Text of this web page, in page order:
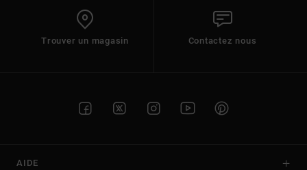
Trouver un magasin Contactez nous
AIDE